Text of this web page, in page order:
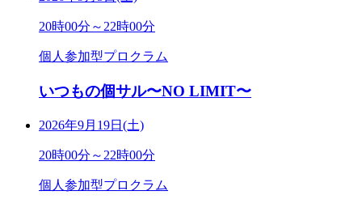
20時00分～22時00分
個人参加型プロクラム
いつもの個サル〜NO LIMIT〜
2026年9月19日(土)
20時00分～22時00分
個人参加型プロクラム